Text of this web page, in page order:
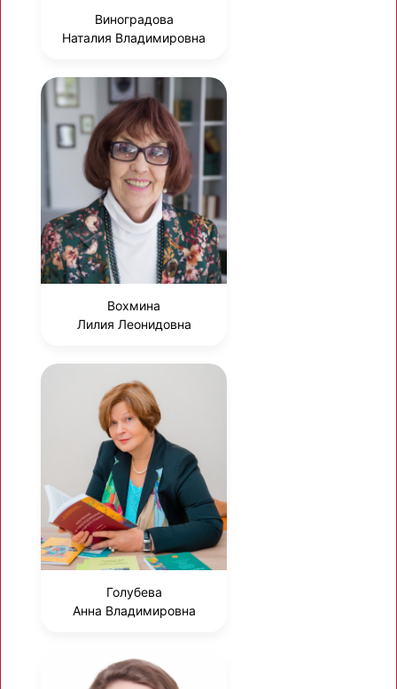
Виноградова
Наталия Владимировна
Вохмина
Лилия Леонидовна
Голубева
Анна Владимировна